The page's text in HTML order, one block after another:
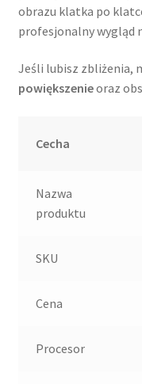
obrazu klatka po
profesjonalny wygląd
Jeśli lubisz zbliżenia,
powiększenieoraz
Cecha
Nazwa
produktu
SKU
Cena
Procesor